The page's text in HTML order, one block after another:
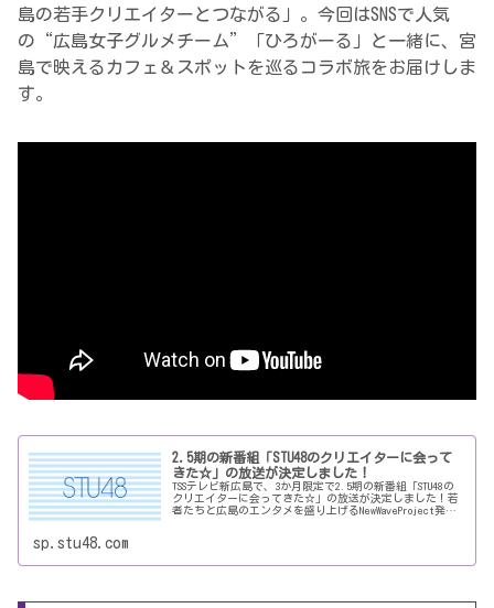
島の若手クリエイターとつながる」。今回はSNSで人気
の“広島女子グルメチーム”「ひろがーる」と一緒に、宮
島で映えるカフェ＆スポットを巡るコラボ旅をお届けしま
す。
2.5期の新番組「STU48のクリエイターに会って
きた☆」の放送が決定しました！
TSSテレビ新広島で、3か月限定で2.5期の新番組「STU48の
クリエイターに会ってきた☆」の放送が決定しました！若
者たちと広島のエンタメを盛り上げるNewWaveProject発の
sp.stu48.com